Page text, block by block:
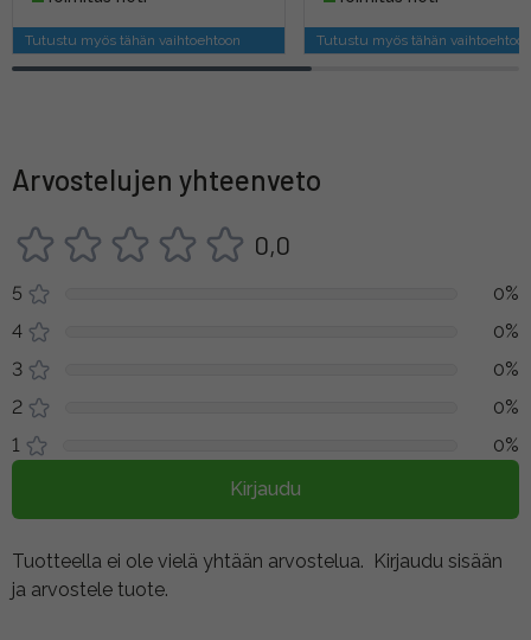
Tutustu myös tähän vaihtoehtoon Tutustu myös tähän
Arvostelujen yhteenveto
0,0
5
0%
4
0%
3
0%
2
0%
1
0%
Kirjaudu
Tuotteella ei ole vielä yhtään arvostelua. Kirjaudu sisään
ja arvostele tuote.